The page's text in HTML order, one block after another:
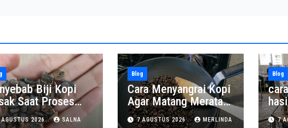
Biji Kopi
Saat Proses
AGUSTUS 2026 SALNA
Blog
Cara Menyangrai Kopi
Agar Matang Merata
dan Tahan Lama
7 AGUSTUS 2026 MERLINDA
Blog
7